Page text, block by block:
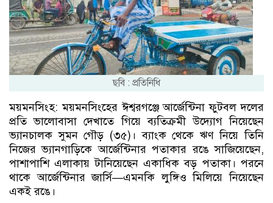
ছবি : প্রতিনিধি
ময়মনসিংহ: ময়মনসিংহের ঈশ্বরগঞ্জে আর্জেন্টিনা ফুটবল দলের
প্রতি ভালোবাসা দেখাতে গিয়ে ব্যতিক্রমী উদ্যোগ নিয়েছেন
ভ্যানচালক সুমন গৌড় (৩৫)। ব্যাংক থেকে ঋণ নিয়ে তিনি
নিজের ভ্যানগাড়িকে আর্জেন্টিনার পতাকার রঙে সাজিয়েছেন,
পাশাপাশি এলাকায় টানিয়েছেন একাধিক বড় পতাকা। পরনে
থাকে আর্জেন্টিনার জার্সি—এমনকি লুঙ্গিও মিলিয়ে নিয়েছেন
একই রঙে।